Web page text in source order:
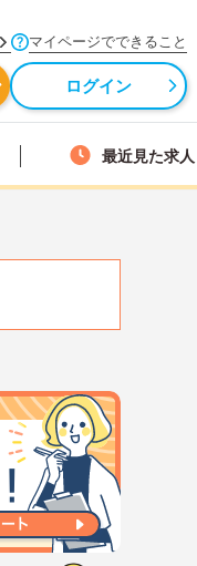
マイページでできること
ログイン
最近見た求人